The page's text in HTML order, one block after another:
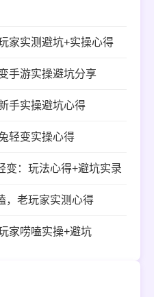
家实测避坑+实操心得
手游实操避坑分享
手实操避坑心得
轻变实操心得
变：玩法心得+避坑实录
，老玩家实测心得
家唠嗑实操+避坑